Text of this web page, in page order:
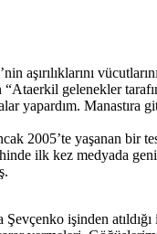
“Ataerkil gelenekler
yapardım.
2005’te yaşanan bir
ilk kez medyada
işinden